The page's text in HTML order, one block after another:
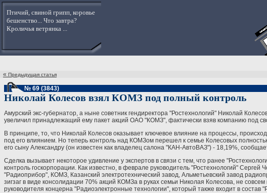
Птичий, свиной грипп, коровье
бешенство... Что завтра?
Кроличья ветрянка ...
« Предыдущая статья
№ 69 (3843)
Николай Колесов взял КОМЗ под полный контроль
Амурский экс-губернатор, а ныне советник гендиректора "Ростехнологий" Николай
увеличил принадлежащий ему пакет акций ОАО "КОМЗ", фактически взяв компанию под
В принципе, то, что Николай Колесов оказывает ключевое влияние на процессы,
под его влиянием. Но теперь контроль над КОМЗом перешел к семье Колесовых
его сыну Александру (он известен как владелец салона "КАН-АвтоВАЗ") - 18,19%,
Сделка вызывает некоторое удивление у экспертов в связи с тем, что ранее
контроль госкорпорации. Как известно, в феврале руководитель "Ростехнологий"
"Радиоприбор", КОМЗ, Казанский электротехнический завод, Альметьевский завод
зигзаг в виде консолидации 70% акций КОМЗа в руках семьи Николая Колесова, не
руководителя концерна "Радиоэлектронные технологии", который также входит в состав